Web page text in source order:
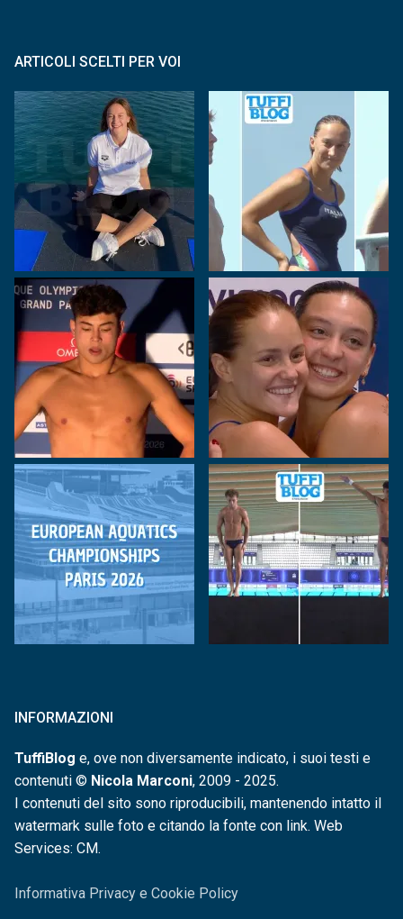
ARTICOLI SCELTI PER VOI
INFORMAZIONI
TuffiBlog e, ove non diversamente indicato, i suoi testi e
contenuti © Nicola Marconi, 2009 - 2025.
I contenuti del sito sono riproducibili, mantenendo intatto il
watermark sulle foto e citando la fonte con link. Web
Services: CM.
Informativa Privacy e Cookie Policy